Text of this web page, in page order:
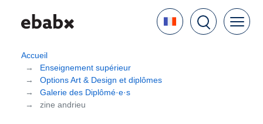
contenu
Language
Accueil
Enseignement supérieur
Options Art & Design et diplômes
Galerie des Diplômé·e·s
zine andrieu